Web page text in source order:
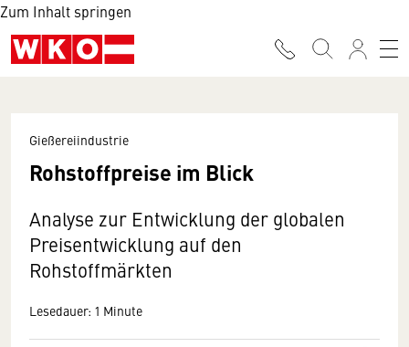
Zum Inhalt springen
Gießereiindustrie
Rohstoffpreise im Blick
Analyse zur Entwicklung der globalen
Preisentwicklung auf den
Rohstoffmärkten
Lesedauer: 1 Minute